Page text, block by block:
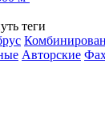
теги
Авторские